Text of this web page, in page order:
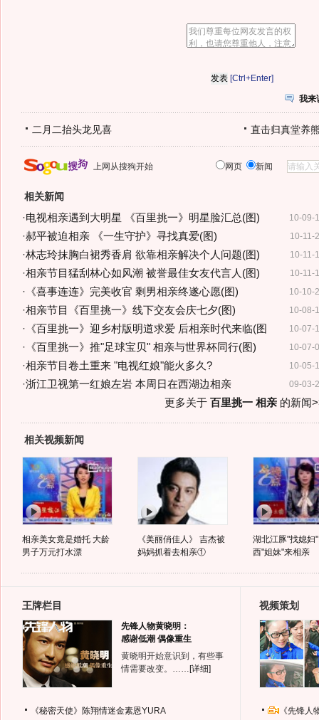
[Ctrl+Enter]
我来
二月二抬头龙见喜 直击归真堂养
上网从搜狗开始 网页 新闻
相关新闻
10-09-
·电视相亲遇到大明星 《百里挑一》明星脸汇总(图)
10-11-
·郝平被迫相亲 《一生守护》寻找真爱(图)
10-11-
·林志玲抹胸白裙秀香肩 欲靠相亲解决个人问题(图)
10-11-
·相亲节目猛刮林心如风潮 被誉最佳女友代言人(图)
10-10-
· 《喜事连连》完美收官 剩男相亲终遂心愿(图)
10-08-
·相亲节目《百里挑一》线下交友会庆七夕(图)
10-07-
· 《百里挑一》迎乡村版明道求爱 后相亲时代来临(图
10-07-
· 《百里挑一》推"足球宝贝" 相亲与世界杯同行(图)
10-05-
·相亲节目卷土重来 "电视红娘"能火多久?
09-03-
·浙江卫视第一红娘左岩 本周日在西湖边相亲
更多关于 百里挑一 相亲的新闻
相关视频新闻
相亲美女竟是婚托 大龄
男子万元打水漂
《美丽俏佳人》 吉杰被
妈妈抓着去相亲①
湖北江豚"找媳妇
西"姐妹"来相亲
王牌栏目
先锋人物黄晓明：
感谢低潮 偶像重生
黄晓明开始意识到，有些事
情需要改变。…… [详细]
《秘密天使》陈翔情迷金素恩YURA
视频策划
《先锋